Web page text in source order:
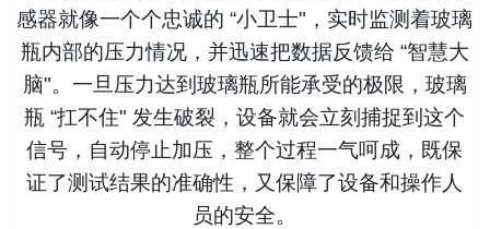
感器就像一个个忠诚的 “小卫士"，实时监测着玻璃
瓶内部的压力情况，并迅速把数据反馈给 “智慧大
脑"。一旦压力达到玻璃瓶所能承受的极限，玻璃
瓶 “扛不住" 发生破裂，设备就会立刻捕捉到这个
信号，自动停止加压，整个过程一气呵成，既保
证了测试结果的准确性，又保障了设备和操作人
员的安全。